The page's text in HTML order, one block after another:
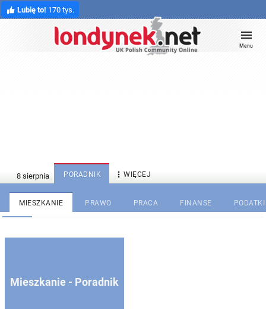
Lubię to! 170 tys.
Menu
PORADNIK  WIĘCEJ
MIESZKANIE PRAWO PRACA FINANSE PODATKI
Mieszkanie - Poradnik